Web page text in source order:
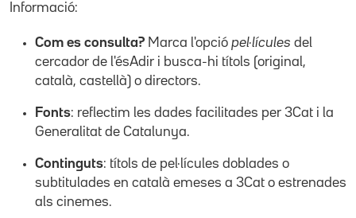
Informació:
Com es consulta? Marca l'opció pel·lícules del
cercador de l'ésAdir i busca-hi títols (original,
català, castellà) o directors.
Fonts: reflectim les dades facilitades per 3Cat i la
Generalitat de Catalunya.
Continguts: títols de pel·lícules doblades o
subtitulades en català emeses a 3Cat o estrenades
als cinemes.